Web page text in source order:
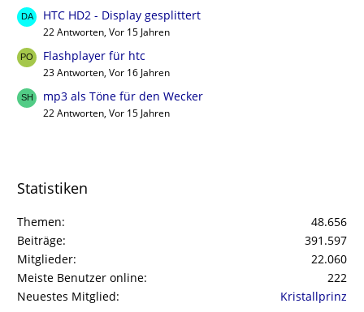
HTC HD2 - Display gesplittert
22 Antworten, Vor 15 Jahren
Flashplayer für htc
23 Antworten, Vor 16 Jahren
mp3 als Töne für den Wecker
22 Antworten, Vor 15 Jahren
Statistiken
Themen
48.656
Beiträge
391.597
Mitglieder
22.060
Meiste Benutzer online
222
Neuestes Mitglied
Kristallprinz